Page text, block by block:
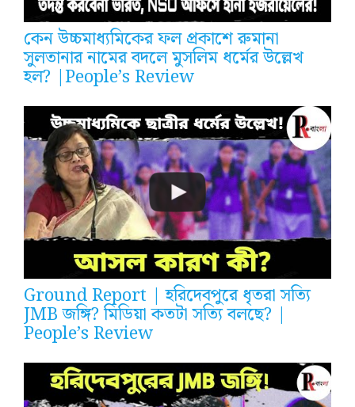
কেন উচ্চমাধ্যমিকের ফল প্রকাশে রুমানা
সুলতানার নামের বদলে মুসলিম ধর্মের উল্লেখ
হল? |People’s Review
Ground Report | হরিদেবপুরে ধৃতরা সত্যি
JMB জঙ্গি? মিডিয়া কতটা সত্যি বলছে? |
People’s Review